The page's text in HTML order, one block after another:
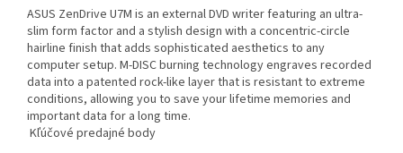
ASUS ZenDrive U7M is an external DVD writer featuring an ultra-
slim form factor and a stylish design with a concentric-circle
hairline finish that adds sophisticated aesthetics to any
computer setup. M-DISC burning technology engraves recorded
data into a patented rock-like layer that is resistant to extreme
conditions, allowing you to save your lifetime memories and
important data for a long time.
Kľúčové predajné body